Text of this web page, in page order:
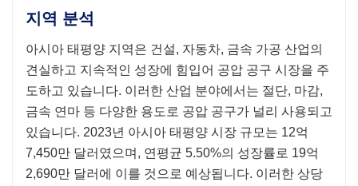
지역 분석
아시아 태평양 지역은 건설, 자동차, 금속 가공 산업의
견실하고 지속적인 성장에 힘입어 공압 공구 시장을 주
도하고 있습니다. 이러한 산업 분야에서는 절단, 마감,
금속 연마 등 다양한 용도로 공압 공구가 널리 사용되고
있습니다. 2023년 아시아 태평양 시장 규모는 12억
7,450만 달러였으며, 연평균 5.50%의 성장률로 19억
2,690만 달러에 이를 것으로 예상됩니다. 이러한 상당